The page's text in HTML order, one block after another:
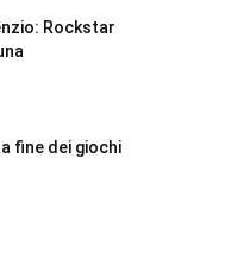
Rockstar
fine dei giochi